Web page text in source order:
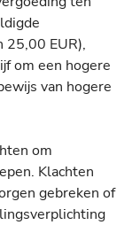
25,00 EUR),
om een hogere
van hogere
om
Klachten
gebreken of